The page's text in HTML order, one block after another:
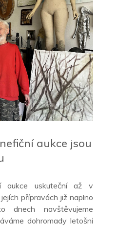
aukce jsou
aukce uskuteční až v
přípravách již naplno
dnech navštěvujeme
dohromady letošní